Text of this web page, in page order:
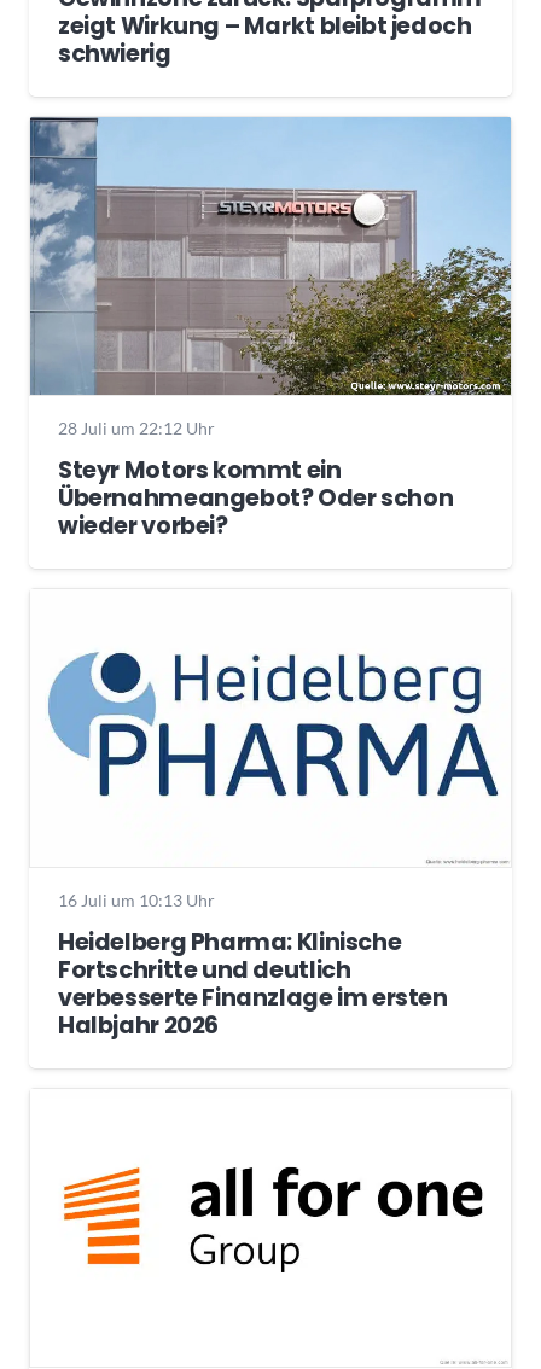
zeigt Wirkung – Markt bleibt jedoch
schwierig
28 Juli um 22:12 Uhr
Steyr Motors kommt ein
Übernahmeangebot? Oder schon
wieder vorbei?
16 Juli um 10:13 Uhr
Heidelberg Pharma: Klinische
Fortschritte und deutlich
verbesserte Finanzlage im ersten
Halbjahr 2026